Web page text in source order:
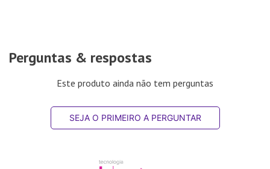
Perguntas & respostas
Este produto ainda não tem perguntas
SEJA O PRIMEIRO A PERGUNTAR